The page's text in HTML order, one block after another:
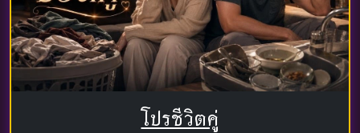
โปรชีวิตคู่